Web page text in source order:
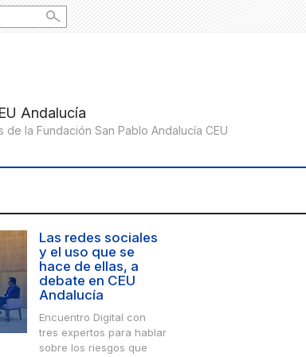
Las redes sociales
y el uso que se
hace de ellas, a
debate en CEU
Andalucía
Encuentro Digital con
tres expertos para hablar
sobre los riesgos que